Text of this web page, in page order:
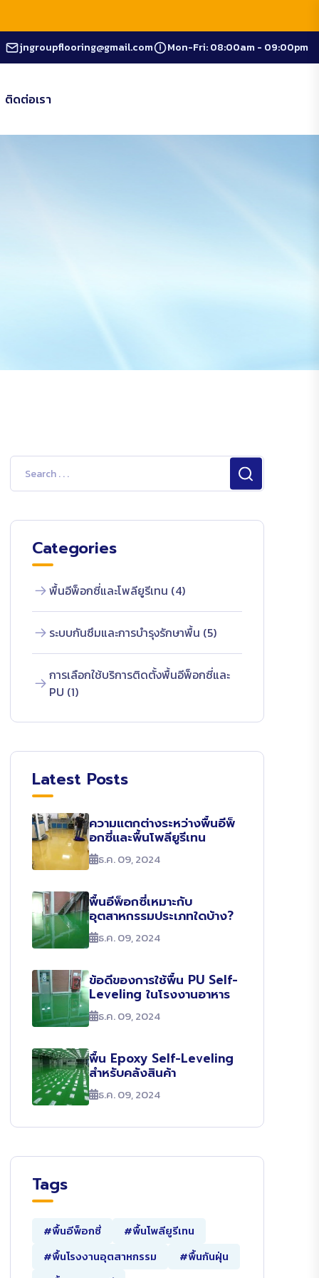
jngroupflooring@gmail.com Mon-Fri: 08:00am - 09:00pm
ติดต่อเรา
Categories
พื้นอีพ็อกซี่และโพลียูรีเทน (4)
ระบบกันซึมและการบำรุงรักษาพื้น (5)
การเลือกใช้บริการติดตั้งพื้นอีพ็อกซี่และ
PU (1)
Latest Posts
ความแตกต่างระหว่างพื้นอีพ็
อกซี่และพื้นโพลียูรีเทน
ธ.ค. 09, 2024
พื้นอีพ็อกซี่เหมาะกับ
อุตสาหกรรมประเภทใดบ้าง?
ธ.ค. 09, 2024
ข้อดีของการใช้พื้น PU Self-
Leveling ในโรงงานอาหาร
ธ.ค. 09, 2024
พื้น Epoxy Self-Leveling
สำหรับคลังสินค้า
ธ.ค. 09, 2024
Tags
#พื้นอีพ็อกซี่
#พื้นโพลียูรีเทน
#พื้นโรงงานอุตสาหกรรม
#พื้นกันฝุ่น